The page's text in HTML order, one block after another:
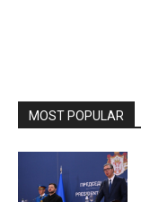
MOST POPULAR